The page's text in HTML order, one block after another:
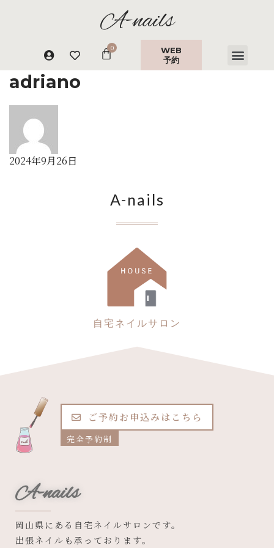
A-nails
WEB
予約
adriano
2024年9月26日
A-nails
自宅ネイルサロン
ご予約お申込みはこちら
完全予約制
A-nails
岡山県にある自宅ネイルサロンです。
出張ネイルも承っております。